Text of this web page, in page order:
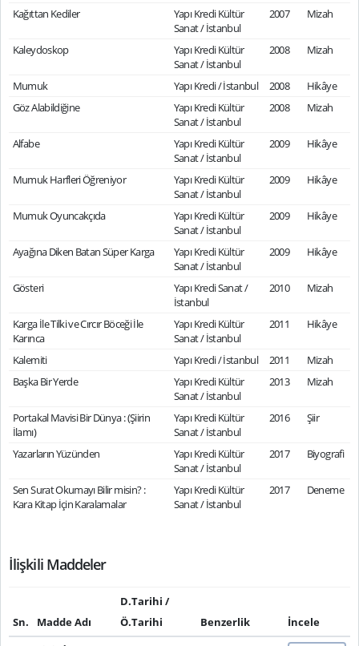
Kağıttan Kediler
Yapı Kredi Kültür
Sanat / İstanbul
2007 Mizah
Kaleydoskop
Yapı Kredi Kültür
Sanat / İstanbul
2008 Mizah
Mumuk Yapı Kredi / İstanbul 2008
Hikâye
Göz Alabildiğine
Yapı Kredi Kültür
Sanat / İstanbul
2008 Mizah
Alfabe
Yapı Kredi Kültür
Sanat / İstanbul
2009 Hikâye
Mumuk Harfleri Öğreniyor
Yapı Kredi Kültür
Sanat / İstanbul
2009 Hikâye
Mumuk Oyuncakçıda
Yapı Kredi Kültür
Sanat / İstanbul
2009 Hikâye
Ayağına Diken Batan Süper Karga
Yapı Kredi Kültür
Sanat / İstanbul
2009 Hikâye
Gösteri
Yapı Kredi Sanat /
İstanbul
2010 Mizah
Karga İle Tilki ve Cırcır Böceği İle
Karınca
Yapı Kredi Kültür
Sanat / İstanbul
2011 Hikâye
Kalemiti Yapı Kredi / İstanbul 2011
Mizah
Başka Bir Yerde
Yapı Kredi Kültür
Sanat / İstanbul
2013 Mizah
Portakal Mavisi Bir Dünya : (Şiirin
İlamı)
Yapı Kredi Kültür
Sanat / İstanbul
2016 Şiir
Yazarların Yüzünden
Yapı Kredi Kültür
Sanat / İstanbul
2017 Biyografi
Sen Surat Okumayı Bilir misin? :
Kara Kitap İçin Karalamalar
Yapı Kredi Kültür
Sanat / İstanbul
2017 Deneme
İlişkili Maddeler
Sn. Madde Adı
D.Tarihi /
Ö.Tarihi
Benzerlik
İncele